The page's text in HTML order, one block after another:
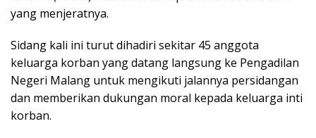
yang menjeratnya.
Sidang kali ini turut dihadiri sekitar 45 anggota
keluarga korban yang datang langsung ke Pengadilan
Negeri Malang untuk mengikuti jalannya persidangan
dan memberikan dukungan moral kepada keluarga inti
korban.